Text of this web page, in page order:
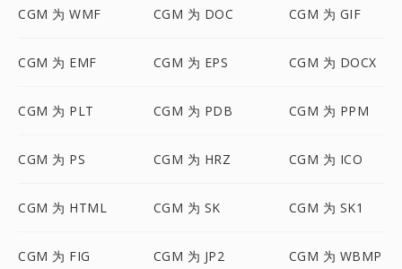
CGM 为 WMF CGM 为 DOC CGM 为 GIF
CGM 为 EMF CGM 为 EPS CGM 为 DOCX
CGM 为 PLT CGM 为 PDB CGM 为 PPM
CGM 为 PS CGM 为 HRZ CGM 为 ICO
CGM 为 HTML CGM 为 SK CGM 为 SK1
CGM 为 FIG CGM 为 JP2 CGM 为 WBMP